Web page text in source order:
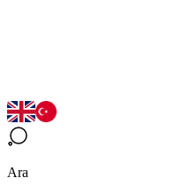
Ara